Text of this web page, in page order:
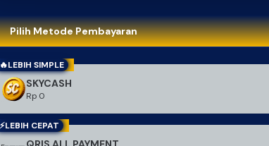
Pilih Metode Pembayaran
SKYCASH
Rp 0
🔥LEBIH SIMPLE
⚡LEBIH CEPAT